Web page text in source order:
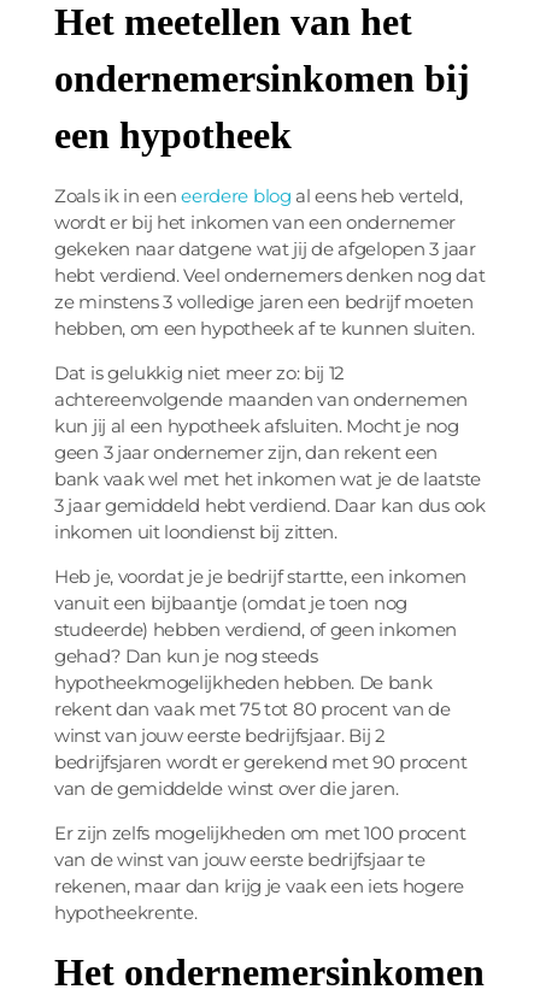
Het meetellen van het
ondernemersinkomen bij
een hypotheek
Zoals ik in eeneerdere blog al eens heb verteld,
wordt er bij het inkomen van een ondernemer
gekeken naar datgene wat jij de afgelopen 3 jaar
hebt verdiend. Veel ondernemers denken nog dat
ze minstens 3 volledige jaren een bedrijf moeten
hebben, om een hypotheek af te kunnen sluiten.
Dat is gelukkig niet meer zo: bij 12
achtereenvolgende maanden van ondernemen
kun jij al een hypotheek afsluiten. Mocht je nog
geen 3 jaar ondernemer zijn, dan rekent een
bank vaak wel met het inkomen wat je de laatste
3 jaar gemiddeld hebt verdiend. Daar kan dus ook
inkomen uit loondienst bij zitten.
Heb je, voordat je je bedrijf startte, een inkomen
vanuit een bijbaantje (omdat je toen nog
studeerde) hebben verdiend, of geen inkomen
gehad? Dan kun je nog steeds
hypotheekmogelijkheden hebben. De bank
rekent dan vaak met 75 tot 80 procent van de
winst van jouw eerste bedrijfsjaar. Bij 2
bedrijfsjaren wordt er gerekend met 90 procent
van de gemiddelde winst over die jaren.
Er zijn zelfs mogelijkheden om met 100 procent
van de winst van jouw eerste bedrijfsjaar te
rekenen, maar dan krijg je vaak een iets hogere
hypotheekrente.
Het ondernemersinkomen